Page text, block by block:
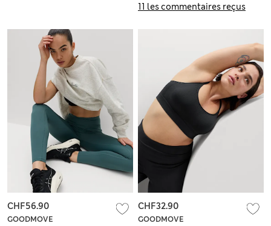
11 les commentaires reçus
GOODMOVE
CHF56.90
GOODMOVE
CHF32.90